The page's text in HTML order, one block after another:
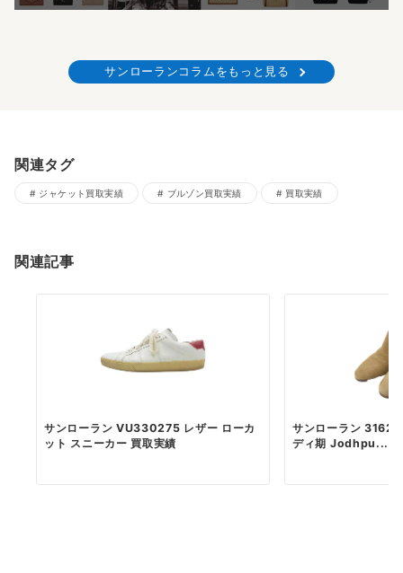
サンローランコラムをもっと見る
関連タグ
ジャケット買取実績 ブルゾン買取実績 買取実績
関連記事
サンローラン VU330275 レザー ローカ
ット スニーカー 買取実績
サンローラン
ディ期 Jodhpu...